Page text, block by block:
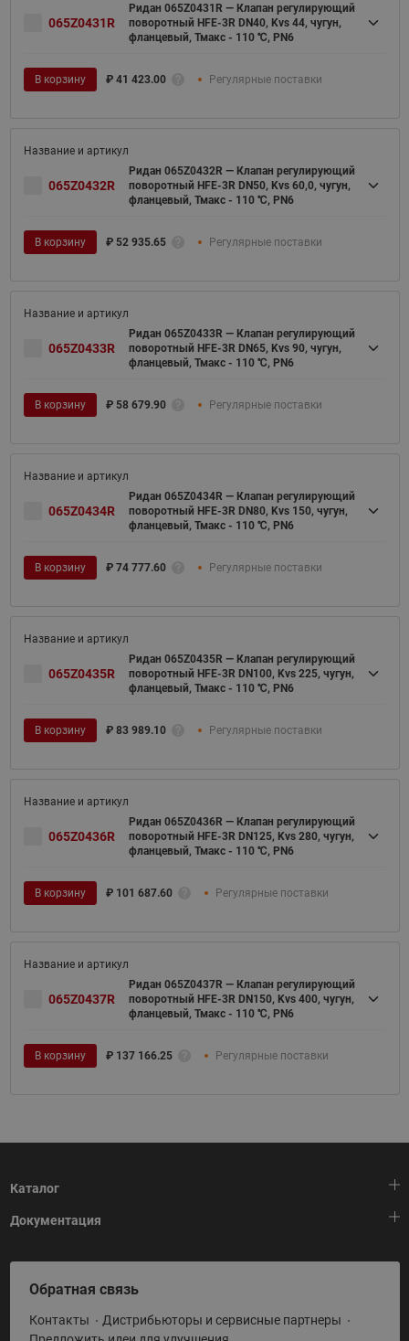
065Z0431R
Ридан 065Z0431R — Клапан регулирующий
поворотный HFE-3R DN40, Kvs 44, чугун,
фланцевый, Тмакс - 110 ℃, PN6
В корзину ₽ 41 423.00 Регулярные поставки
065Z0432R
Ридан 065Z0432R — Клапан регулирующий
поворотный HFE-3R DN50, Kvs 60,0, чугун,
фланцевый, Тмакс - 110 ℃, PN6
В корзину ₽ 52 935.65 Регулярные поставки
065Z0433R
Ридан 065Z0433R — Клапан регулирующий
поворотный HFE-3R DN65, Kvs 90, чугун,
фланцевый, Тмакс - 110 ℃, PN6
В корзину ₽ 58 679.90 Регулярные поставки
065Z0434R
Ридан 065Z0434R — Клапан регулирующий
поворотный HFE-3R DN80, Kvs 150, чугун,
фланцевый, Тмакс - 110 ℃, PN6
В корзину ₽ 74 777.60 Регулярные поставки
065Z0435R
Ридан 065Z0435R — Клапан регулирующий
поворотный HFE-3R DN100, Kvs 225, чугун,
фланцевый, Тмакс - 110 ℃, PN6
В корзину ₽ 83 989.10 Регулярные поставки
065Z0436R
Ридан 065Z0436R — Клапан регулирующий
поворотный HFE-3R DN125, Kvs 280, чугун,
фланцевый, Тмакс - 110 ℃, PN6
В корзину ₽ 101 687.60 Регулярные поставки
065Z0437R
Ридан 065Z0437R — Клапан регулирующий
поворотный HFE-3R DN150, Kvs 400, чугун,
фланцевый, Тмакс - 110 ℃, PN6
В корзину ₽ 137 166.25 Регулярные поставки
Каталог
Тепловая автоматика
Холодильная техника
Приводная техника
Промышленная автоматика
Документация
HeatPlatform (Тепловая платформа)
Полезные программы и инструменты
Условия поставки
Обратная связь
Контакты
Дистрибьюторы и сервисные партнеры